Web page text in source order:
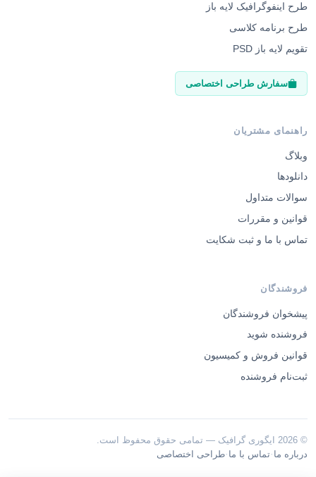
طرح اینفوگرافیک لایه باز
طرح برنامه کلاسی
تقویم لایه باز PSD
سفارش طراحی اختصاصی
راهنمای مشتریان
وبلاگ
دانلودها
سوالات متداول
قوانین و مقررات
تماس با ما و ثبت شکایت
فروشندگان
پیشخوان فروشندگان
فروشنده شوید
قوانین فروش و کمیسیون
ثبت‌نام فروشنده
© 2026 ایگوری گرافیک — تمامی حقوق محفوظ است.
درباره ما ·تماس با ما ·طراحی اختصاصی